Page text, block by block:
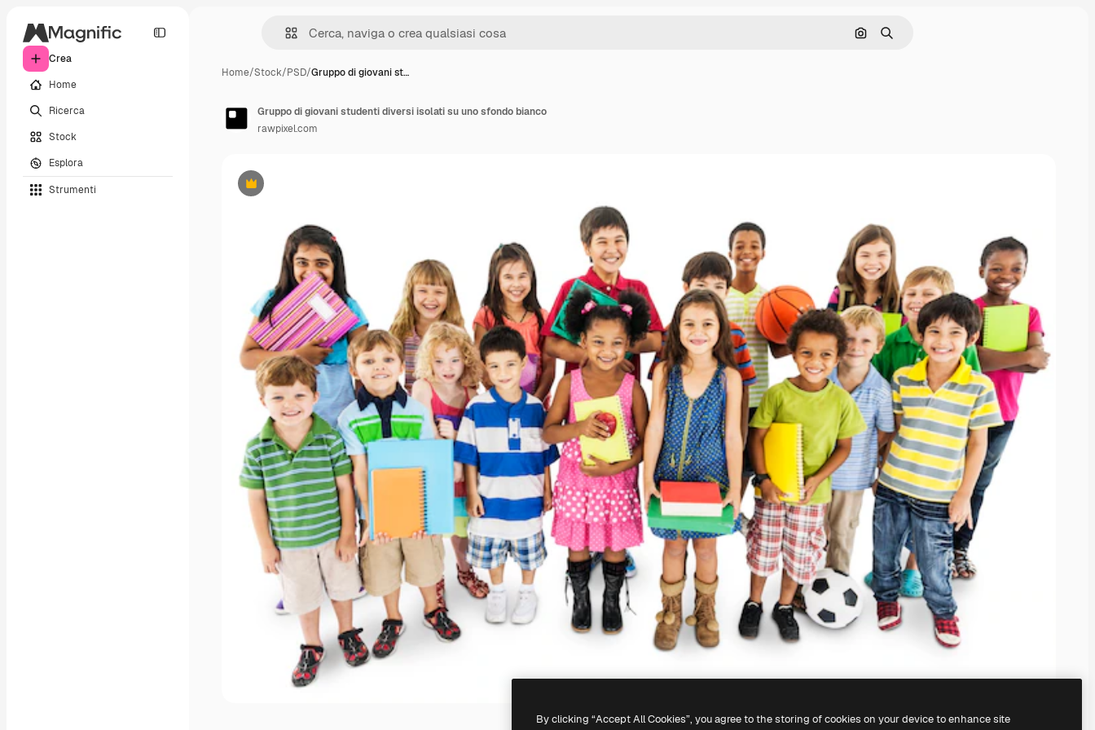
Crea
Home
Ricerca
Stock
Esplora
Strumenti
Cerca per immagine
Ricerca
Home/Stock/PSD/Gruppo di giovani st…
Premium
Gruppo di giovani studenti diversi isolati su uno sfondo bianco
rawpixel.com
By clicking “Accept All Cookies”, you agree to the storing of cookies on your device to enhance site